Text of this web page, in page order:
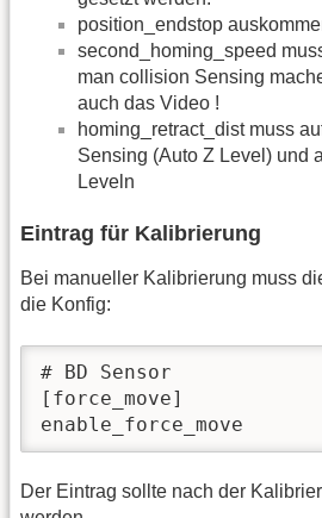
position_endstop
second_homing_speed
man collision Sensing
auch das Video !
homing_retract_dist muss
Sensing (Auto Z Level) und
Leveln
Eintrag für Kalibrierung
Bei manueller Kalibrierung muss
die Konfig:
# BD Sensor
[force_move]
enable_force_move
Der Eintrag sollte nach der